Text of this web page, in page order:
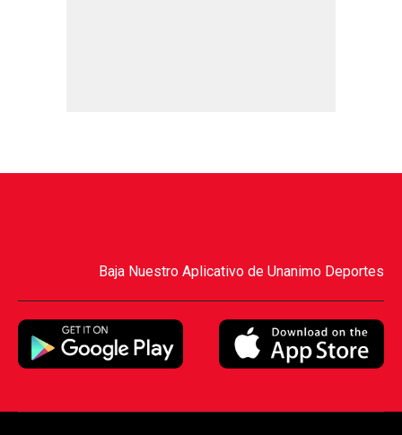
Baja Nuestro Aplicativo de Unanimo Deportes